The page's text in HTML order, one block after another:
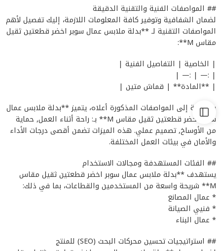
## المواصفات الفنية والتقنية الدقيقة
لضمان الشفافية وتوفير كافة المعلومات اللازمة، إليك تفصيل لأهم
المواصفات التقنية لـ **بدلة ملابس عمال سوبر اخضر قطعتين ثقيل
مقاس M**:
| الخاصية | التفاصيل الفنية |
| :— | :— |
| **المادة** | قماش متين |
بالإضافة إلى المواصفات المذكورة أعلاه، يتميز **بدلة ملابس عمال
سوبر اخضر قطعتين ثقيل مقاس M** بـ: راحة أثناء العمل, حماية
من الأوساخ, تصميم عملي. هذه الميزات تضمن أقصى درجات الأداء
والأمان في بيئات العمل المختلفة.
## الفئات المستهدفة ومجالات الاستخدام
يستهدف **بدلة ملابس عمال سوبر اخضر قطعتين ثقيل مقاس
M** شريحة واسعة من المستخدمين والقطاعات، بما في ذلك:
* عمال المصانع
* فنيي الصيانة
* عمال البناء
## استراتيجيات تحسين محركات البحث (SEO) للمنتج